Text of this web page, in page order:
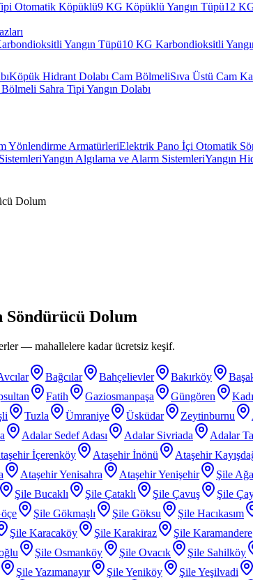
Otomatik Köpüklü9 KG Köpüklü Yangın Tüpü12
Yangın Tüpü10 KG Karbondioksitli
Köpük Hidrant Dolabı Cam BölmeliSıva Üstü Cam
Sahra Tipi Yangın Dolabı
Yönlendirme ArmatürleriElektrik Pano İçi Otomatik
Yangın Algılama ve Alarm SistemleriYangın
Dolum
Söndürücü Dolum
— mahallelere kadar ücretsiz keşif.
Bağcılar Bahçelievler Bakırköy
Fatih Gaziosmanpaşa Güngören
Tuzla Ümraniye Üsküdar Zeytinburnu
Adalar Sedef Adası Adalar Sivriada Adalar
İçerenköy Ataşehir İnönü Ataşehir
Ataşehir Yenisahra Ataşehir Yenişehir Şile
Şile Bucaklı Şile Çataklı Şile Çavuş Şile
Şile Gökmaşlı Şile Göksu Şile Hacıkasım
Şile Karacaköy Şile Karakiraz Şile Karamandere
Şile Osmanköy Şile Ovacık Şile Sahilköy
Şile Yazımanayır Şile Yeniköy Şile Yeşilvadi